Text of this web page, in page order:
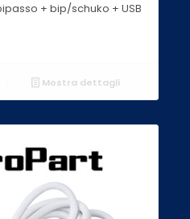
+ bip/schuko + USB
Mostra dettagli